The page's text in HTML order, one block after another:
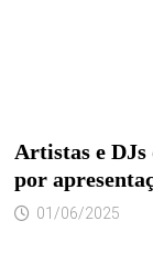
Artistas e
por
01/06/2025